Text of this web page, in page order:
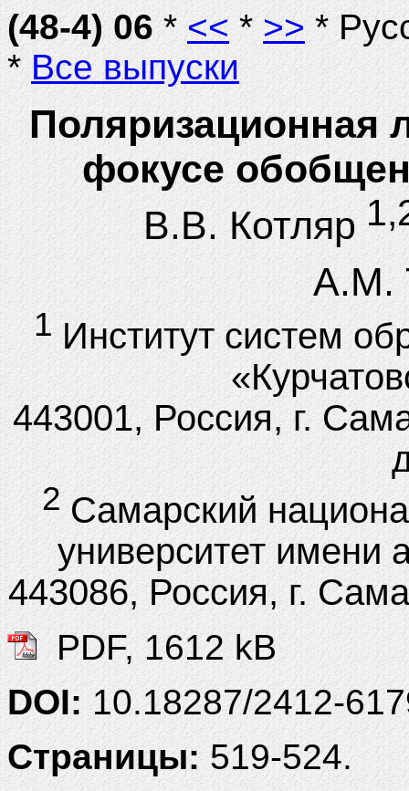
(48-4) 06*<< * >>*
*Все выпуски
Поляризационная
фокусе
В.В. Котляр
А.М.
1Институт систем
443001, Россия, г.
2 Самарский
университет имени
443086, Россия, г.
PDF, 1612 kB
DOI:10.18287/2412-
Страницы: 519-524.